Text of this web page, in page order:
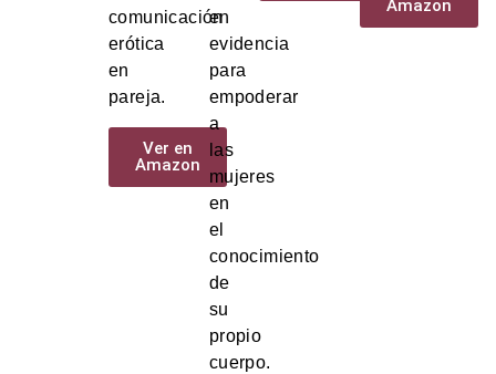
comunicación
erótica
en
pareja.
Ver en
Amazon
en
evidencia
para
empoderar
a
las
mujeres
en
el
conocimiento
de
su
propio
cuerpo.
Amazon